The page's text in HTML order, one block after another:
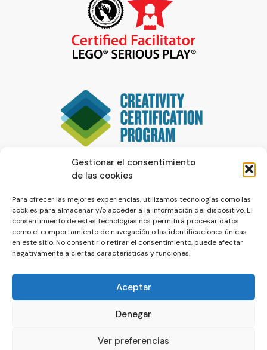
Gestionar el consentimiento
de las cookies
Para ofrecer las mejores experiencias, utilizamos tecnologías como las
cookies para almacenar y/o acceder a la información del dispositivo. El
consentimiento de estas tecnologías nos permitirá procesar datos
como el comportamiento de navegación o las identificaciones únicas
en este sitio. No consentir o retirar el consentimiento, puede afectar
negativamente a ciertas características y funciones.
Aceptar
Denegar
Ver preferencias
© La Servilleta - El Blog de Paco Prieto